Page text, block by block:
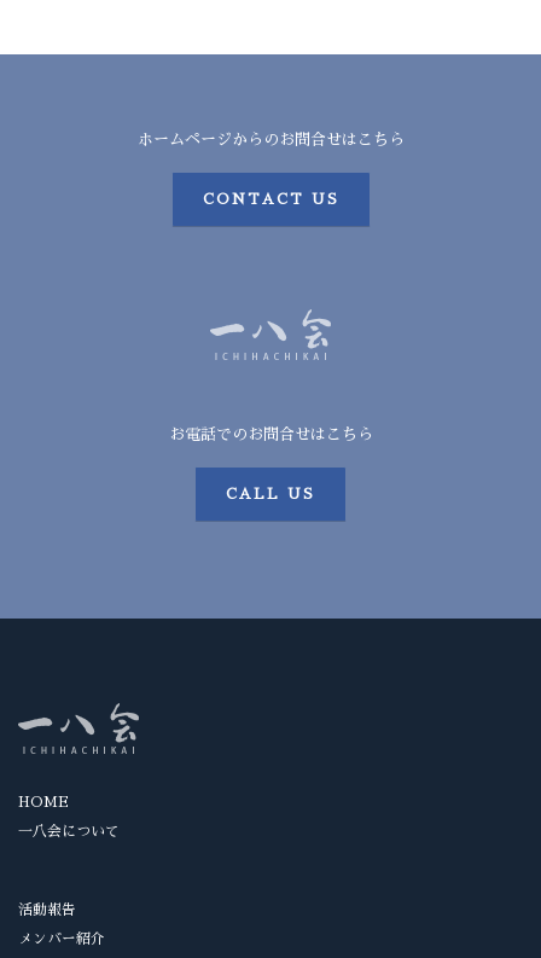
ホームページからのお問合せはこちら
CONTACT US
お電話でのお問合せはこちら
CALL US
HOME
一八会について
活動報告
メンバー紹介